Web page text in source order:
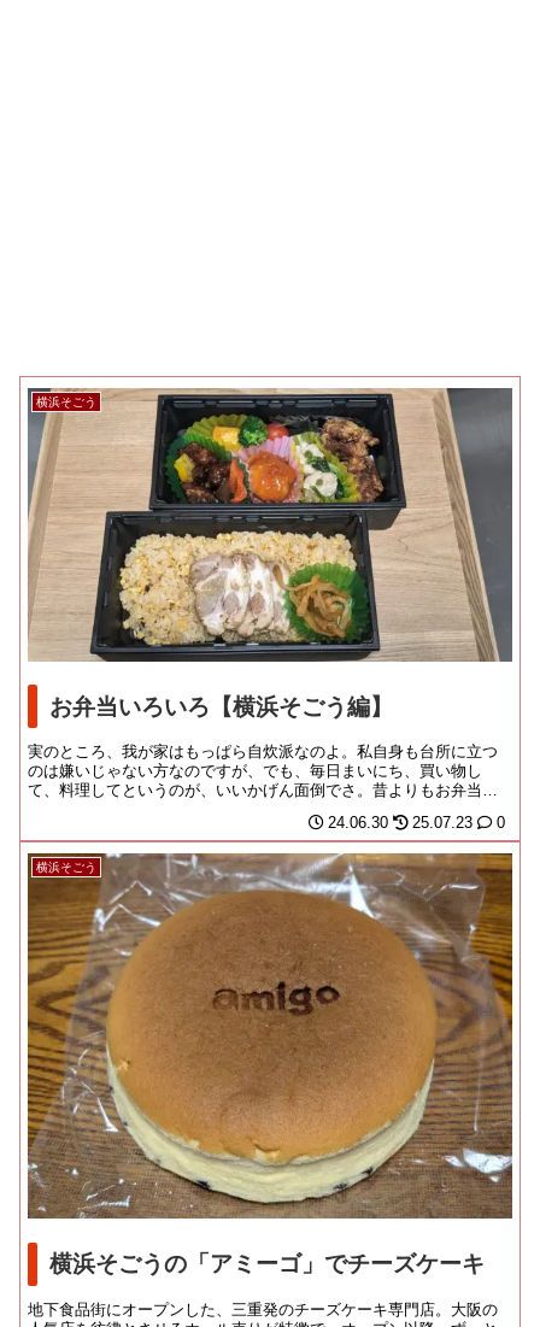
横浜そごう
お弁当いろいろ【横浜そごう編】
実のところ、我が家はもっぱら自炊派なのよ。私自身も台所に立つ
のは嫌いじゃない方なのですが、でも、毎日まいにち、買い物し
て、料理してというのが、いいかげん面倒でさ。昔よりもお弁当を
24.06.30 25.07.23 0
横浜そごう
横浜そごうの「アミーゴ」でチーズケーキ
地下食品街にオープンした、三重発のチーズケーキ専門店。大阪の